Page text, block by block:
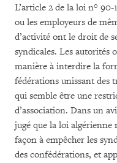
L’article 2 de la loi n°
ou les employeurs de
d’activité ont le droit de
syndicales. Les autorités
manière à interdire la
fédérations unissant des
qui semble être une
d’association. Dans un
jugé que la loi algérienne
façon à empêcher les
des confédérations, et